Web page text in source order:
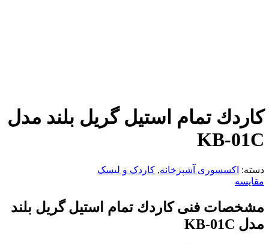
كاردك تمام استیل گریل بلند مدل
KB-01C
دسته: اکسسوری آشپزخانه, کاردک و لیسک
مقایسه
مشخصات فنی كاردك تمام استیل گریل بلند
مدل